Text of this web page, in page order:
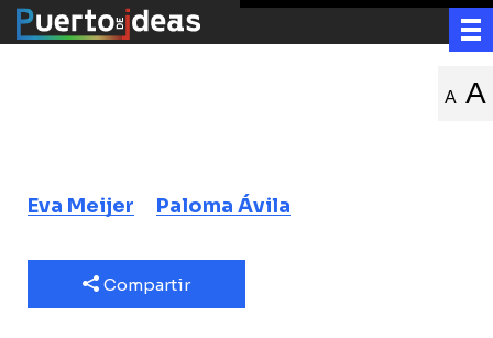
A A
Eva Meijer Paloma Ávila
Compartir